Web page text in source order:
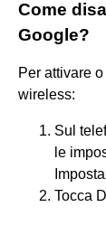
Come
Google?
Per attivare
wireless:
Sul
le
Tocca